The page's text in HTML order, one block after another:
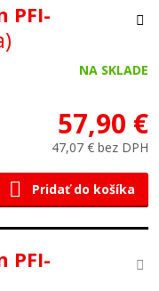
PFI-
NA SKLADE
57,90 €
47,07 € bez DPH
Pridať do košíka
PFI-